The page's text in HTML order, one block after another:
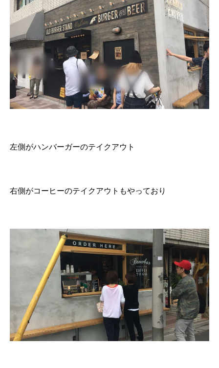
左側がハンバーガーのテイクアウト
右側がコーヒーのテイクアウトもやっており